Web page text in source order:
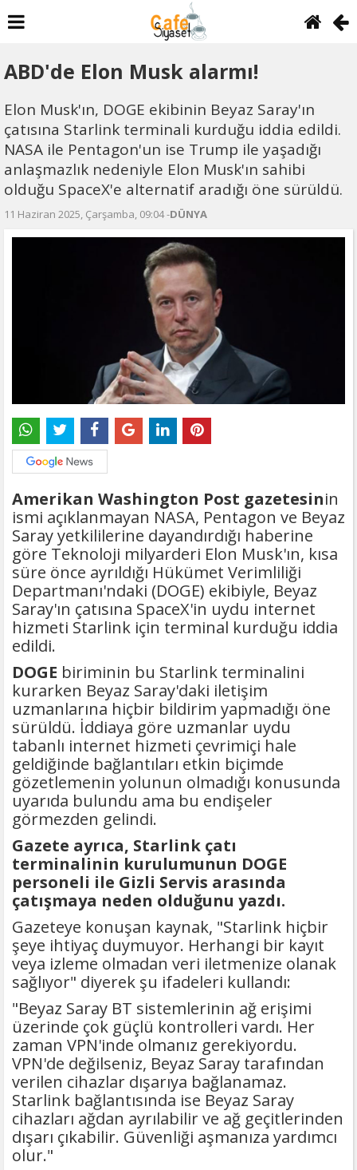
ABD'de Elon Musk alarmı!
Elon Musk'ın, DOGE ekibinin Beyaz Saray'ın
çatısına Starlink terminali kurduğu iddia edildi.
NASA ile Pentagon'un ise Trump ile yaşadığı
anlaşmazlık nedeniyle Elon Musk'ın sahibi
olduğu SpaceX'e alternatif aradığı öne sürüldü.
11 Haziran 2025, Çarşamba, 09:04 -DÜNYA
Amerikan Washington Post gazetesinin
ismi açıklanmayan NASA, Pentagon ve Beyaz
Saray yetkililerine dayandırdığı haberine
göre Teknoloji milyarderi Elon Musk'ın, kısa
süre önce ayrıldığı Hükümet Verimliliği
Departmanı'ndaki (DOGE) ekibiyle, Beyaz
Saray'ın çatısına SpaceX'in uydu internet
hizmeti Starlink için terminal kurduğu iddia
edildi.
DOGE biriminin bu Starlink terminalini
kurarken Beyaz Saray'daki iletişim
uzmanlarına hiçbir bildirim yapmadığı öne
sürüldü. İddiaya göre uzmanlar uydu
tabanlı internet hizmeti çevrimiçi hale
geldiğinde bağlantıları etkin biçimde
gözetlemenin yolunun olmadığı konusunda
uyarıda bulundu ama bu endişeler
görmezden gelindi.
Gazete ayrıca, Starlink çatı
terminalinin kurulumunun DOGE
personeli ile Gizli Servis arasında
çatışmaya neden olduğunu yazdı.
Gazeteye konuşan kaynak, "Starlink hiçbir
şeye ihtiyaç duymuyor. Herhangi bir kayıt
veya izleme olmadan veri iletmenize olanak
sağlıyor" diyerek şu ifadeleri kullandı:
"Beyaz Saray BT sistemlerinin ağ erişimi
üzerinde çok güçlü kontrolleri vardı. Her
zaman VPN'inde olmanız gerekiyordu.
VPN'de değilseniz, Beyaz Saray tarafından
verilen cihazlar dışarıya bağlanamaz.
Starlink bağlantısında ise Beyaz Saray
cihazları ağdan ayrılabilir ve ağ geçitlerinden
dışarı çıkabilir. Güvenliği aşmanıza yardımcı
olur."